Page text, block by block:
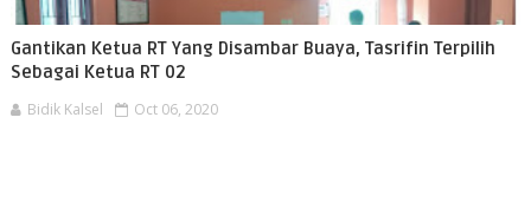
Gantikan Ketua RT Yang Disambar Buaya, Tasrifin Terpilih
Sebagai Ketua RT 02
Bidik Kalsel Oct 06, 2020